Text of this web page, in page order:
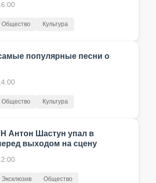
Общество Культура
популярные песни о
Общество Культура
Антон Шастун упал в
выходом на сцену
Эксклюзив Общество